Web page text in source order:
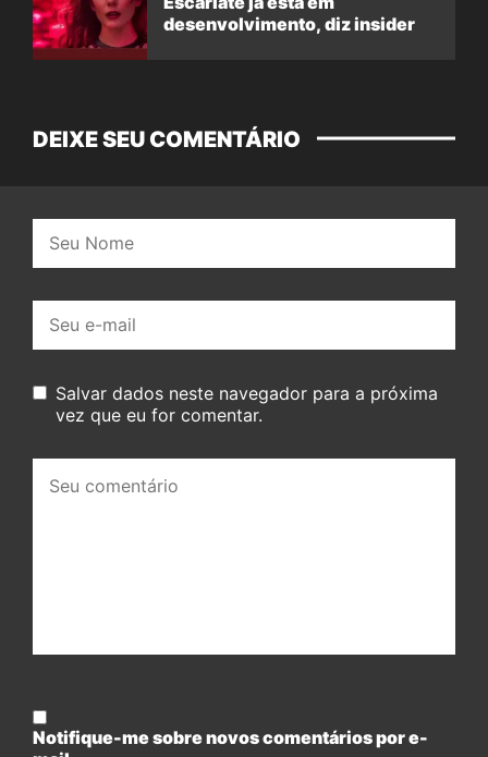
desenvolvimento, diz insider
DEIXE SEU COMENTÁRIO
mail:
Salvar dados neste navegador para a próxima
vez que eu for comentar.
comentário:
Notifique-me sobre novos comentários por e-